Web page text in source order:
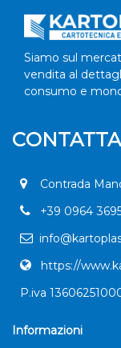
Siamo sul
vendita al
consumo e
Contrada
+39 0964
https://
P.iva
Informazioni